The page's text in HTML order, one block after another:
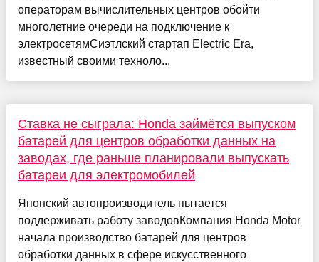
операторам вычислительных центров обойти
многолетние очереди на подключение к
электросетямСиэтлский стартап Electric Era,
известный своими техноло...
Ставка не сыграла: Honda займётся выпуском
батарей для центров обработки данных на
заводах, где раньше планировали выпускать
батареи для электромобилей
Японский автопроизводитель пытается
поддерживать работу заводовКомпания Honda Motor
начала производство батарей для центров
обработки данных в сфере искусственного